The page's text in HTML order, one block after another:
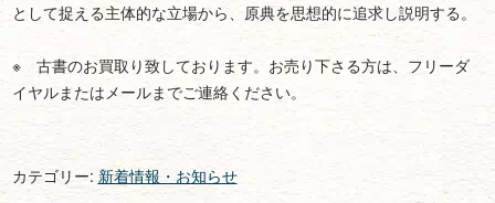
として捉える主体的な立場から、原典を思想的に追求し説明する。
※ 古書のお買取り致しております。お売り下さる方は、フリーダ
イヤルまたはメールまでご連絡ください。
カテゴリー: 新着情報・お知らせ